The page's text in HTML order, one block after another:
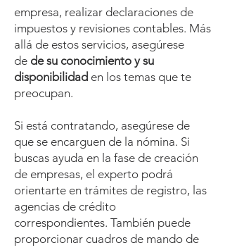
empresa, realizar declaraciones de
impuestos y revisiones contables. Más
allá de estos servicios, asegúrese
de de su conocimiento y su
disponibilidad en los temas que te
preocupan.
Si está contratando, asegúrese de
que se encarguen de la nómina. Si
buscas ayuda en la fase de creación
de empresas, el experto podrá
orientarte en trámites de registro, las
agencias de crédito
correspondientes. También puede
proporcionar cuadros de mando de